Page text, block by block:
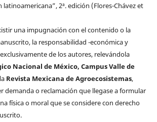
latinoamericana”, 2ª. edición (Flores-Chávez et
una impugnación con el contenido o la
la responsabilidad -económica y
de los autores, relevándola
Nacional de México, Campus Valle de
Revista Mexicana de Agroecosistemas,
demanda o reclamación que llegase a formular
física o moral que se considere con derecho